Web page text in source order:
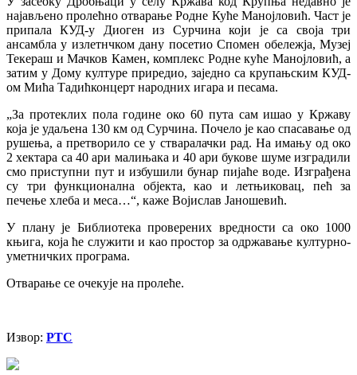
најављено пролећно отварање Родне Куће Манојловић. Част је
припала КУД-у Диоген из Сурчина који је са своја три
ансамбла у излетнчком дану посетио Спомен обележја, Музеј
Текераш и Мачков Камен, комплекс Родне куће Манојловић, а
затим у Дому културе приредио, заједно са крупањским КУД-
ом Мића Тадићконцерт народних игара и песама.
„За протеклих пола године око 60 пута сам ишао у Кржаву
која је удаљена 130 км од Сурчина. Почело је као спасавање од
рушења, а претворило се у стваралачки рад. На имању од око
2 хектара са 40 ари малињака и 40 ари букове шуме изградили
смо приступни пут и избушили бунар пијаће воде. Изграђена
су три функционална објекта, као и летњиковац, пећ за
печење хлеба и меса…“, каже Војислав Јаношевић.
У плану је Библиотека проверених вредности са око 1000
књига, која ће служити и као простор за одржавање културно-
уметничких програма.
Отварање се очекује на пролеће.
Извор: РТС